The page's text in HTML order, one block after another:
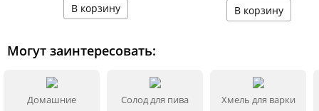
Могут заинтересовать:
Домашние
Солод для пива
Хмель для варки